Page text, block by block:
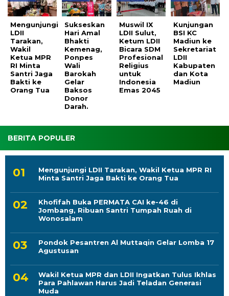
Mengunjungi
LDII
Tarakan,
Wakil
Ketua MPR
RI Minta
Santri Jaga
Bakti ke
Orang Tua
Sukseskan
Hari Amal
Bhakti
Kemenag,
Ponpes
Wali
Barokah
Gelar
Baksos
Donor
Darah.
Muswil IX
LDII Sulut,
Ketum LDII
Bicara SDM
Profesional
Religius
untuk
Indonesia
Emas 2045
Kunjungan
BSI KC
Madiun ke
Sekretariat
LDII
Kabupaten
dan Kota
Madiun
BERITA POPULER
Mengunjungi LDII Tarakan, Wakil Ketua MPR RI
Minta Santri Jaga Bakti ke Orang Tua
Khofifah Buka PERMATA CAI ke-46 di
Jombang, Ribuan Santri Tumpah Ruah di
Wonosalam
Pondok Pesantren Al Muttaqin Gelar Lomba 17
Agustusan
Wakil Ketua MPR dan LDII Ingatkan Tulus Ikhlas
Para Pahlawan Harus Jadi Teladan Generasi
Muda